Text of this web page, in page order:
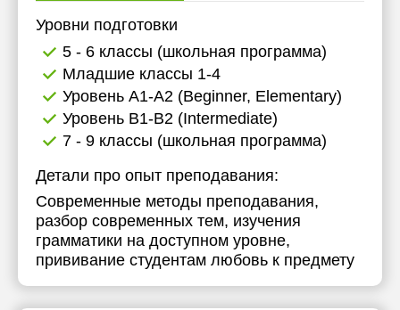
Уровни подготовки
5 - 6 классы (школьная программа)
Младшие классы 1-4
Уровень А1-А2 (Beginner, Elementary)
Уровень B1-B2 (Intermediate)
7 - 9 классы (школьная программа)
Детали про опыт преподавания:
Современные методы преподавания,
разбор современных тем, изучения
грамматики на доступном уровне,
прививание студентам любовь к предмету
17:30
18:00
17:30
18:00